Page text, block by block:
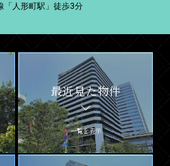
「人形町駅」徒歩3分
最近見た物件
一覧を表示